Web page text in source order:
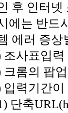
후 인터넷
는 반드
에러 증상
사표입력
롬의 팝
력기간이
축